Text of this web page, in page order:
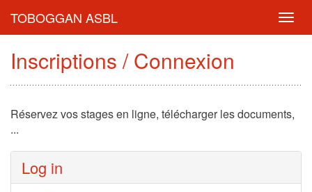
TOBOGGAN ASBL
Inscriptions / Connexion
Réservez vos stages en ligne, télécharger les documents,
...
Log in